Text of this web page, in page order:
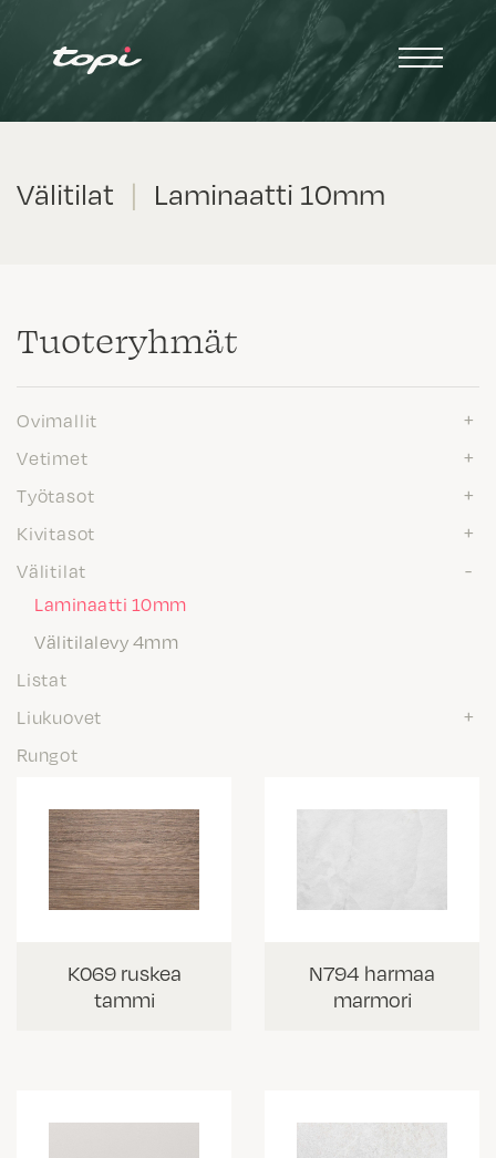
Välitilat | Laminaatti 10mm
Tuote­ryhmät
Ovimallit
Vetimet
Työtasot
Kivitasot
Välitilat
Laminaatti 10mm
Välitilalevy 4mm
Listat
Liukuovet
Rungot
K069 ruskea
tammi
N794 harmaa
marmori